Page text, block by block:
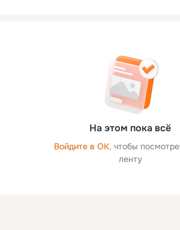
На этом пока всё
Войдите в ОК, чтобы
ленту